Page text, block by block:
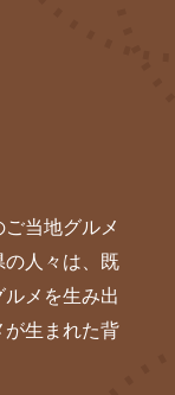
当地グルメ
の人々は、既
メを生み出
が生まれた背